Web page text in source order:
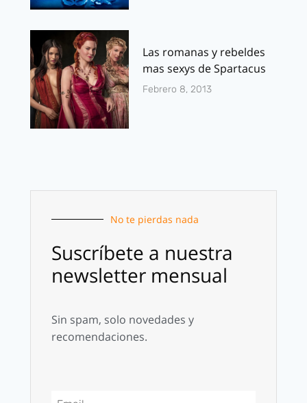
Las romanas y rebeldes
mas sexys de Spartacus
Febrero 8, 2013
No te pierdas nada
Suscríbete a nuestra
newsletter mensual
Sin spam, solo novedades y
recomendaciones.